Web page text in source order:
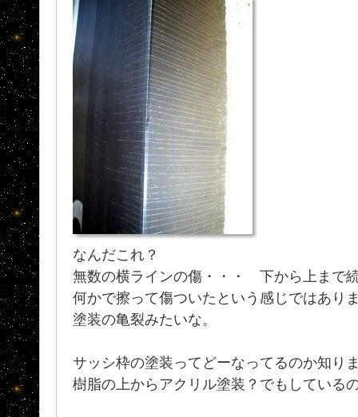
なんだこれ？
無数の横ラインの傷・・・ 下から上まで
何かで擦って傷ついたという感じではあり
塗装の亀裂みたいな。
サッシ枠の塗装ってどーなってるのか知り
樹脂の上からアクリル塗装？でもしている